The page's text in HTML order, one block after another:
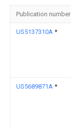
Publication number
US5137310A *
US5689871A *